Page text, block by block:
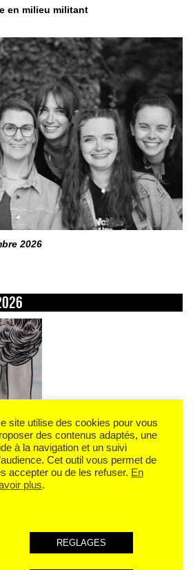
en milieu militant
2026
site utilise des cookies pour vous
des contenus adaptés, une
à la navigation et un suivi
Cet outil vous permet de
accepter ou de les refuser. En
plus.
REGLAGES